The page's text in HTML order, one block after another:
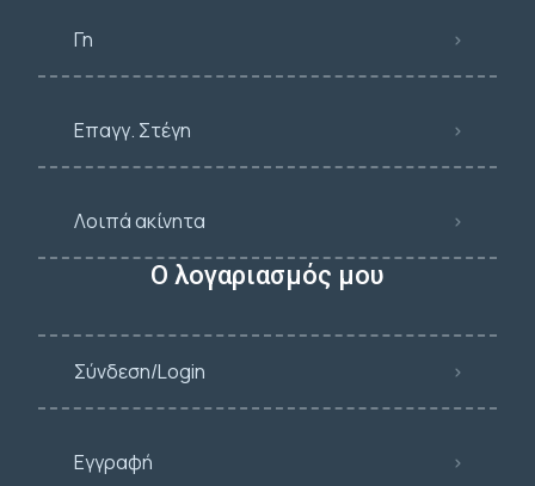
Γη
Επαγγ. Στέγη
Λοιπά ακίνητα
Ο λογαριασμός μου
Σύνδεση/Login
Εγγραφή